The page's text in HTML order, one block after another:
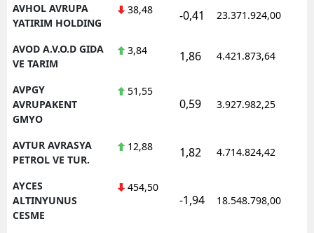
AVHOL AVRUPA
YATIRIM HOLDING
38,48 -0,41 23.371.924,00
AVOD A.V.O.D GIDA
VE TARIM
3,84 1,86 4.421.873,64
AVPGY
AVRUPAKENT
GMYO
51,55
0,59 3.927.982,25
AVTUR AVRASYA
PETROL VE TUR.
12,88 1,82 4.714.824,42
AYCES
ALTINYUNUS
CESME
454,50
-1,94 18.548.798,00